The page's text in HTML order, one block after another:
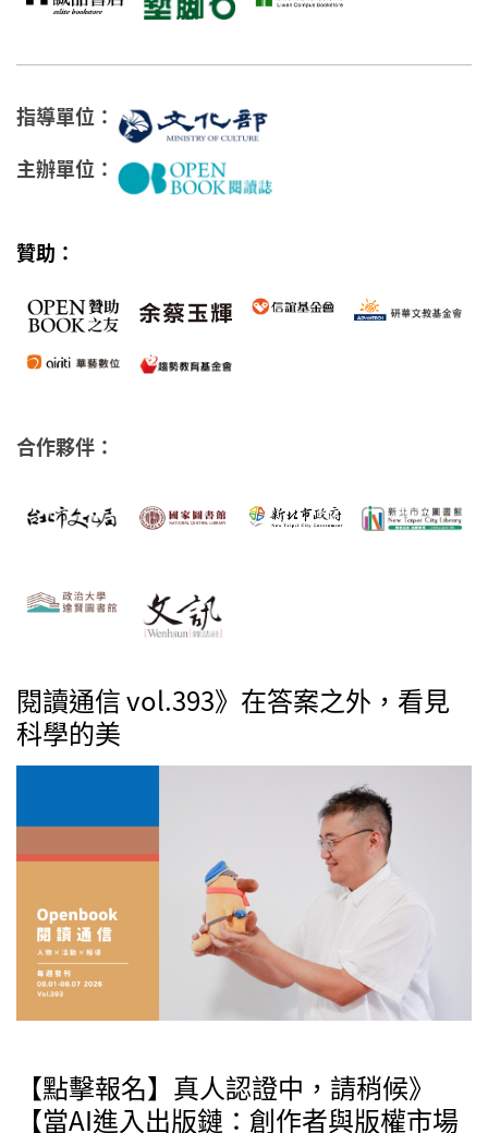
指導單位：
主辦單位：
贊助：
合作夥伴：
閱讀通信 vol.393》在答案之外，看見
科學的美
【點擊報名】真人認證中，請稍候》
【當AI進入出版鏈：創作者與版權市場